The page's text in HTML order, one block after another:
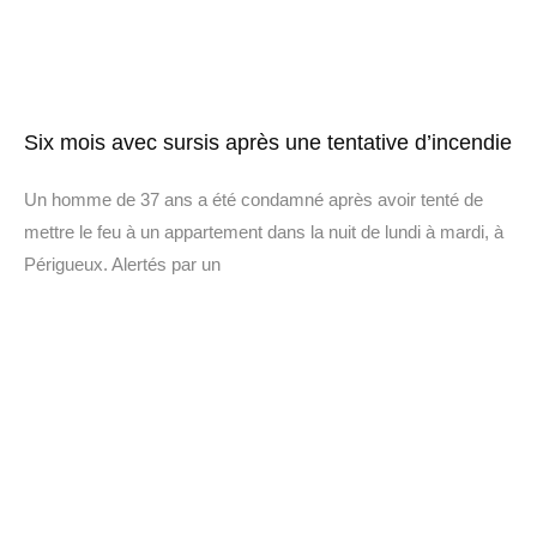
Six mois avec sursis après une tentative d’incendie
Un homme de 37 ans a été condamné après avoir tenté de
mettre le feu à un appartement dans la nuit de lundi à mardi, à
Périgueux. Alertés par un